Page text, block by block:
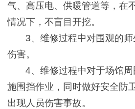
气、高压电、供暖管道等，在
情况下，不盲目开挖。
3、维修过程中对围观的
伤害。
4、维修过程中对于场馆
施围挡作业，同时做好安全防
出现人员伤害事故。